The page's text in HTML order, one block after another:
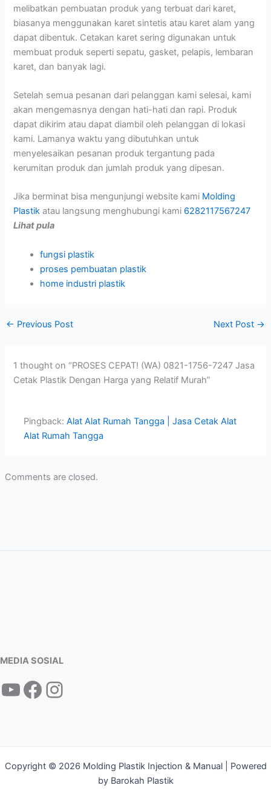
melibatkan pembuatan produk yang terbuat dari karet,
biasanya menggunakan karet sintetis atau karet alam yang
dapat dibentuk. Cetakan karet sering digunakan untuk
membuat produk seperti sepatu, gasket, pelapis, lembaran
karet, dan banyak lagi.
Setelah semua pesanan dari pelanggan kami selesai, kami
akan mengemasnya dengan hati-hati dan rapi. Produk
dapat dikirim atau dapat diambil oleh pelanggan di lokasi
kami. Lamanya waktu yang dibutuhkan untuk
menyelesaikan pesanan produk tergantung pada
kerumitan produk dan jumlah produk yang dipesan.
Jika berminat bisa mengunjungi website kami Molding
Plastik atau langsung menghubungi kami 6282117567247
Lihat pula
fungsi plastik
proses pembuatan plastik
home industri plastik
← Previous Post Next Post →
1 thought on “PROSES CEPAT! (WA) 0821-1756-7247 Jasa
Cetak Plastik Dengan Harga yang Relatif Murah”
Pingback:Alat Alat Rumah Tangga | Jasa Cetak Alat
Alat Rumah Tangga
Comments are closed.
MEDIA SOSIAL
Copyright © 2026 Molding Plastik Injection & Manual | Powered
by Barokah Plastik